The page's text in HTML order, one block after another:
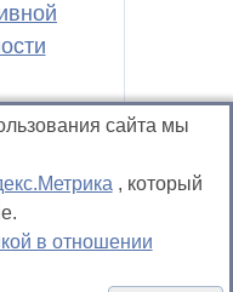
сайта мы
, который
в отношении